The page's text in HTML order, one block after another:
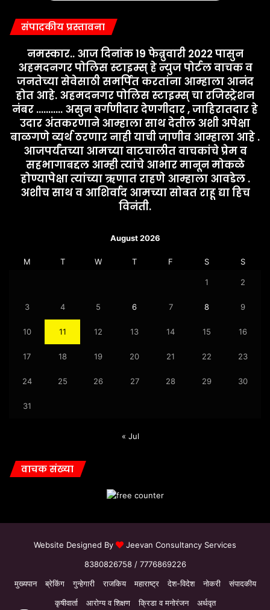
संपादकीय प्रस्तावना
नमस्कार.. आज दिनांक 19 फेब्रुवारी 2022 पासुन
अहमदनगर पोलिस स्टाइम्स् हे न्युज पोर्टल वाचक व
जनतेच्या सेवेसाठी समर्पित करतांना आम्हाला आनंद
होत आहे. अहमदनगर पोलिस स्टाइम्स् चा रजिस्ट्रेशन
नंबर ........... असुन वर्गणीदार देणगीदार , जाहिरातदार हे
उदार अंतकरणाने आम्हाला साथ देतील अशी अपेक्षा
बाळगणे व्यर्थ ठरणार नाही याची जाणीव आम्हाला आहे .
आजपर्यंतच्या आमच्या वाटचालीत वाचकांचे प्रेम व
सहभागाबद्दल आम्ही त्यांचे आभार मानून मोकळे
होण्यापेक्षा त्यांच्या ऋणात राहणे आम्हाला आवडेल .
अशीच साथ व आशिर्वाद आमच्या सोबत राहू द्या हिच
विनंती.
August 2026
M T W T F S S
1 2
3 4 5 6 7 8 9
10 11 12 13 14 15 16
17 18 19 20 21 22 23
24 25 26 27 28 29 30
31
« Jul
वाचक संख्या
Website Designed By
Jeevan Consultancy Services
8380826758 / 7776869226
मुख्यपान
ब्रेकिंग गुन्हेगारी राजकिय महाराष्ट्र देश-विदेश नोकरी
संपादकीय
कृषीवार्ता
आरोग्य व शिक्षण क्रिडा व मनोरंजन अर्थवृत